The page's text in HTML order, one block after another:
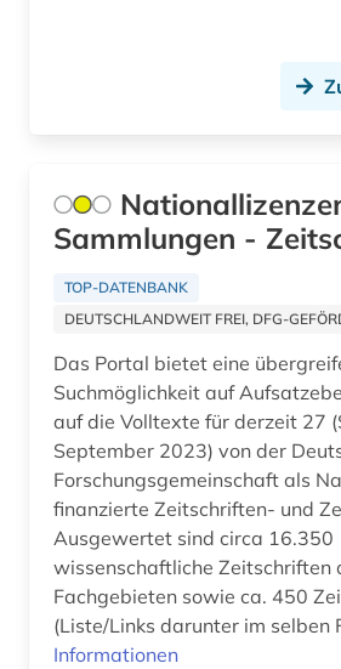
familiäre gewalt (1)
fernerkundung (2)
fernsehen (2)
fertigungstechnik (1)
festkörperchemie (1)
festschrift (1)
fid benelux (1)
Sammlungen -
TOP-DATENBANK
DEUTSCHLANDWEIT FREI, DFG-
Das Portal bietet eine
Suchmöglichkeit auf
auf die Volltexte für derzeit 27
September 2023) von der
Forschungsgemeinschaft als
finanzierte Zeitschriften- und
Ausgewertet sind circa 16.350
wissenschaftliche Zeitschriften
Fachgebieten sowie ca. 450
Informationen